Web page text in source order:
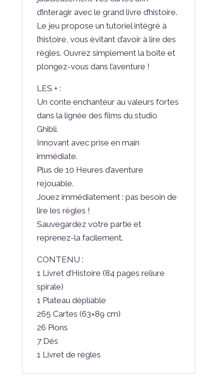
d’interagir avec le grand livre d’histoire.
Le jeu propose un tutoriel intégré à
l’histoire, vous évitant d’avoir à lire des
règles. Ouvrez simplement la boîte et
plongez-vous dans l’aventure !
LES + :
Un conte enchanteur au valeurs fortes
dans la lignée des films du studio
Ghibli.
Innovant avec prise en main
immédiate.
Plus de 10 Heures d’aventure
rejouable.
Jouez immédiatement : pas besoin de
lire les règles !
Sauvegardez votre partie et
reprenez-la facilement.
CONTENU :
1 Livret d’Histoire (84 pages reliure
spirale)
1 Plateau dépliable
265 Cartes (63×89 cm)
26 Pions
7 Dés
1 Livret de règles